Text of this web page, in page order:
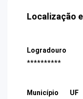
Localização
Logradouro
**********
Município
UF